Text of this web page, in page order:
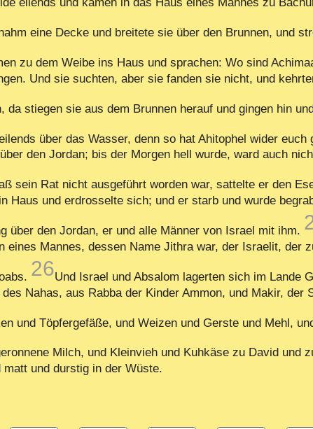
eine Decke und breitete sie über den Brunnen, und
zu dem Weibe ins Haus und sprachen: Wo sind
Und sie suchten, aber sie fanden sie nicht, und
stiegen sie aus dem Brunnen herauf und gingen hin
über das Wasser, denn so hat Ahitophel wider euch
den Jordan; bis der Morgen hell wurde, ward auch
sein Rat nicht ausgeführt worden war, sattelte er den
und erdrosselte sich; und er starb und wurde
über den Jordan, er und alle Männer von Israel mit ihm.
Mannes, dessen Name Jithra war, der Israelit, der
26Und Israel und Absalom lagerten sich im Lande
Nahas, aus Rabba der Kinder Ammon, und Makir, der
und Töpfergefäße, und Weizen und Gerste und Mehl,
Milch, und Kleinvieh und Kuhkäse zu David und
und durstig in der Wüste.